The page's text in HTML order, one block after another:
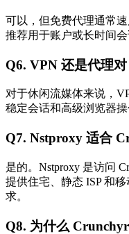
可以，但免费代理通常
推荐用于账户或长时间会
Q6. VPN 还是代理
对于休闲流媒体来说，
稳定会话和高级浏览器操
Q7. Nstproxy 适合
是的。Nstproxy 是访问
提供住宅、静态 ISP 和
求。
Q8. 为什么